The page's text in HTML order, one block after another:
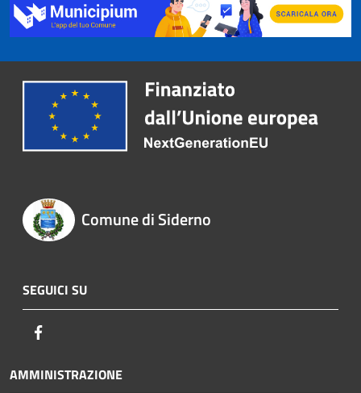
Comune di Siderno
SEGUICI SU
AMMINISTRAZIONE